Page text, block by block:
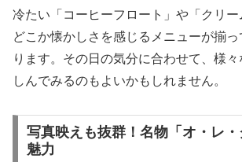
冷たい「コーヒーフロート」や「クリー
どこか懐かしさを感じるメニューが揃
ります。その日の気分に合わせて、様
しんでみるのもよいかもしれません。
写真映えも抜群！名物「オ・レ
魅力